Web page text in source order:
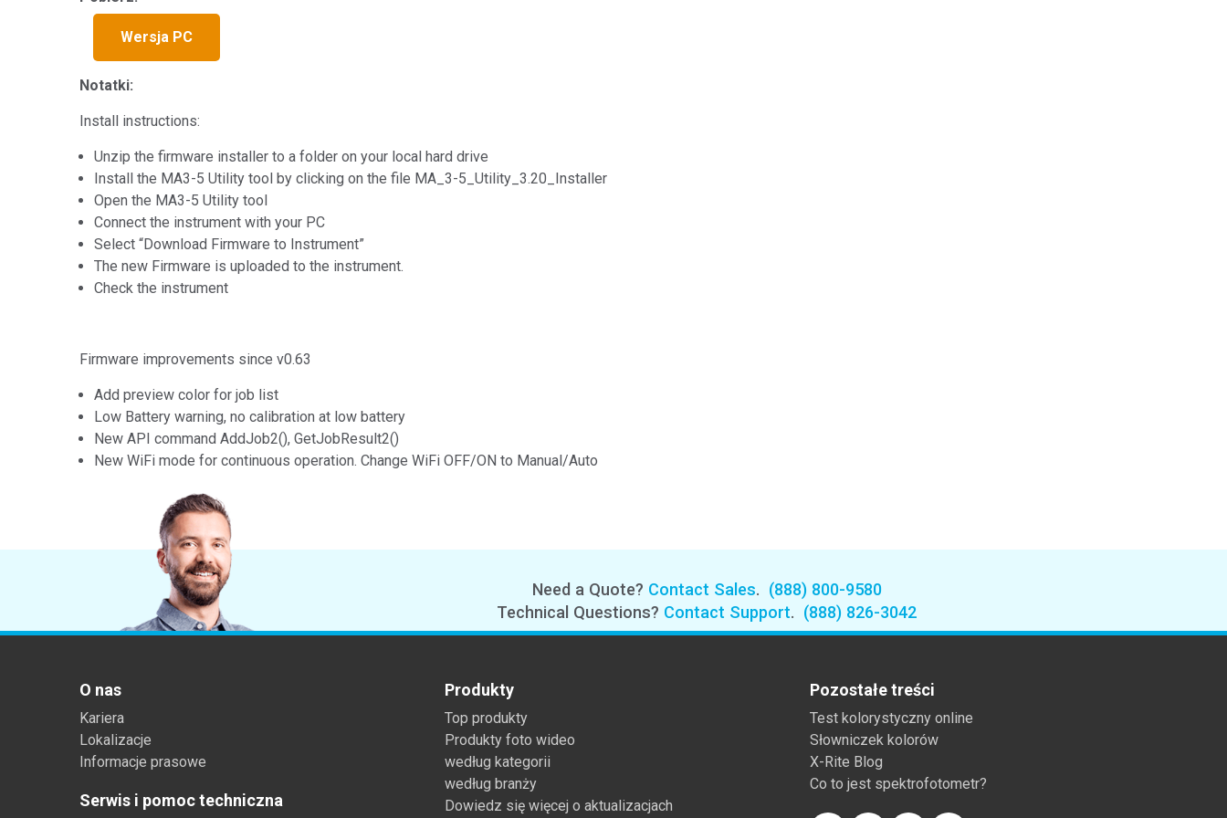
Tworzywa sztuczne
Wersja PC
Notatki:
Install instructions:
Unzip the firmware installer to a folder on your local hard drive
Install the MA3-5 Utility tool by clicking on the file MA_3-5_Utility_3.20_Installer
Open the MA3-5 Utility tool
Connect the instrument with your PC
Select “Download Firmware to Instrument”
The new Firmware is uploaded to the instrument.
Check the instrument
Firmware improvements since v0.63
Add preview color for job list
Low Battery warning, no calibration at low battery
New API command AddJob2(), GetJobResult2()
New WiFi mode for continuous operation. Change WiFi OFF/ON to Manual/Auto
Need a Quote? Contact Sales. (888) 800-9580
Technical Questions? Contact Support. (888) 826-3042
O nas
Kariera
Lokalizacje
Informacje prasowe
Serwis i pomoc techniczna
Produkty
Top produkty
Produkty foto wideo
według kategorii
według branży
Dowiedz się więcej o aktualizacjach
Pozostałe treści
Test kolorystyczny online
Słowniczek kolorów
X-Rite Blog
Co to jest spektrofotometr?